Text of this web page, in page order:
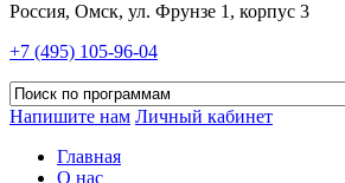
Россия, Омск, ул. Фрунзе 1, корпус 3
+7 (495) 105-96-04
Напишите нам Личный кабинет
Главная
О нас